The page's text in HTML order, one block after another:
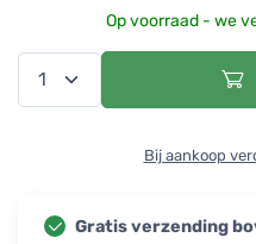
Op voorraad - we
Bij aankoop
Gratis verzending